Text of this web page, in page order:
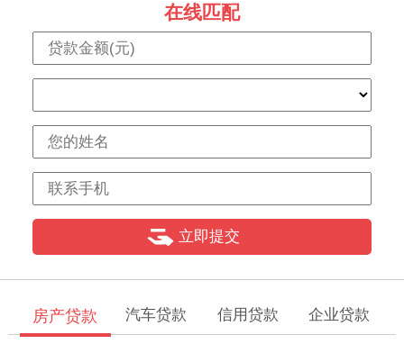
【组合贷款】宁波个人消费贷款办理注意事项是什么？
【银行贷款】银行个人消费贷款有哪些政策
【学生贷款】大学生征信不好对银行授信有影响吗?
在线匹配
房产贷款 汽车贷款 信用贷款 企业贷款